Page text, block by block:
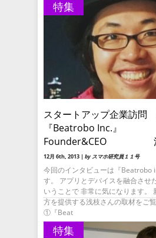
特集
スタートアップ企業訪
『Beatrobo Inc.』
Founder&CEO 浅
12月 6th, 2013 | by スマホ研究員１１号
今回のインタビューは『Beatrobo
す。 アプリとデバイスを融合させ
いうことで 非常に気になります。
方を提供する浅枝さんの取材をご覧
①『Beat
特集